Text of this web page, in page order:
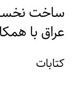
ساخت
عراق با
کتابات